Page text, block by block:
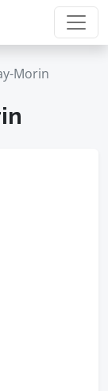
Morin